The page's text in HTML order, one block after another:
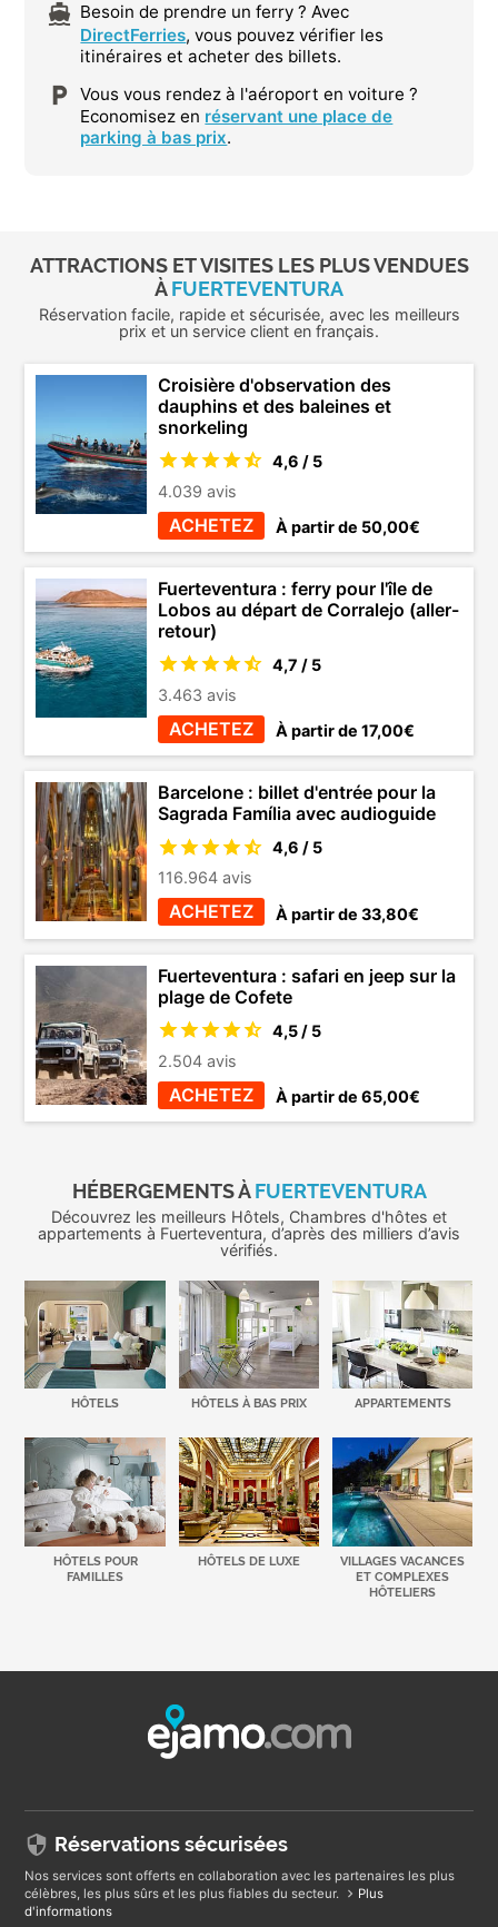
Besoin de prendre un ferry ? Avec
DirectFerries, vous pouvez vérifier les
itinéraires et acheter des billets.
Vous vous rendez à l'aéroport en voiture ?
Economisez en réservant une place de
parking à bas prix.
ATTRACTIONS ET VISITES LES PLUS VENDUES
ÀFUERTEVENTURA
Réservation facile, rapide et sécurisée, avec les meilleurs
prix et un service client en français.
Croisière d'observation des
dauphins et des baleines et
snorkeling
4,6 / 5
4.039 avis
ACHETEZ À partir de 50,00€
Fuerteventura : ferry pour l'île de
Lobos au départ de Corralejo (aller-
retour)
4,7 / 5
3.463 avis
ACHETEZ À partir de 17,00€
Barcelone : billet d'entrée pour la
Sagrada Família avec audioguide
4,6 / 5
116.964 avis
ACHETEZ À partir de 33,80€
Fuerteventura : safari en jeep sur la
plage de Cofete
4,5 / 5
2.504 avis
ACHETEZ À partir de 65,00€
HÉBERGEMENTS ÀFUERTEVENTURA
Découvrez les meilleurs Hôtels, Chambres d'hôtes et
appartements à Fuerteventura, d’après des milliers d’avis
vérifiés.
HÔTELS HÔTELS À BAS PRIX APPARTEMENTS
HÔTELS POUR
FAMILLES
HÔTELS DE LUXE
VILLAGES VACANCES
ET COMPLEXES
HÔTELIERS
Réservations sécurisées
Nos services sont offerts en collaboration avec les partenaires les plus
célèbres, les plus sûrs et les plus fiables du secteur.
Plus
d'informations